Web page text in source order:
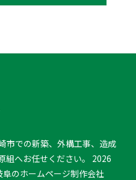
市での新築、外構工事、造成
へお任せください。
2026
のホームページ制作会社